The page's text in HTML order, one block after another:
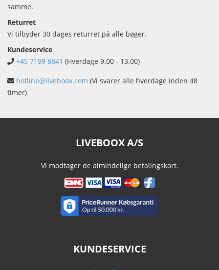
samme.
Returret
Vi tilbyder 30 dages returret på alle bøger.
Kundeservice
+45 7199 8841 (Hverdage 9.00 - 13.00)
hotline@liveboox.com (Vi svarer alle hverdage inden 48
timer)
LIVEBOOX A/S
Vi modtager de almindelige betalingskort.
KUNDESERVICE